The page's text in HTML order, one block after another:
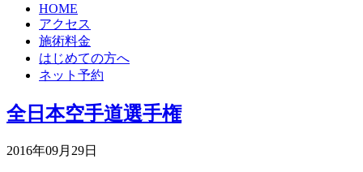
HOME
アクセス
施術料金
はじめての方へ
ネット予約
全日本空手道選手権
2016年09月29日